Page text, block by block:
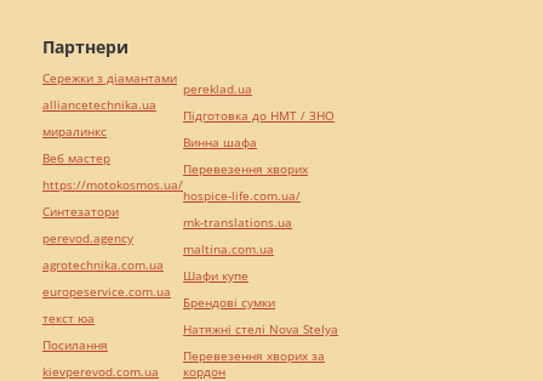
Партнери
Сережки з діамантами
alliancetechnika.ua
миралинкс
Веб мастер
https://motokosmos.ua/
Синтезатори
perevod.agency
agrotechnika.com.ua
europeservice.com.ua
текст юа
Посилання
kievperevod.com.ua
pereklad.ua
Підготовка до НМТ / ЗНО
Винна шафа
Перевезення хворих
hospice-life.com.ua/
mk-translations.ua
maltina.com.ua
Шафи купе
Брендові сумки
Натяжні стелі Nova Stelya
Перевезення хворих за
кордон